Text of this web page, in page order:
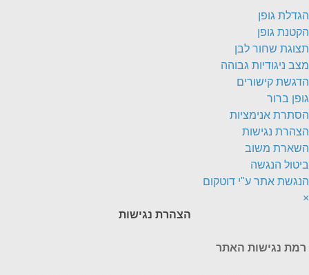
הגדלת גופן
הקטנת גופן
תצוגת שחור לבן
מצב ניגודיות גבוהה
הדגשת קישורים
גופן ברור
הסתרת אנימציות
הצהרת נגישות
השארת משוב
ביטול הנגשה
הנגשת אתר ע"י דוטקום
×
הצהרת נגישות
רמת נגישות האתר